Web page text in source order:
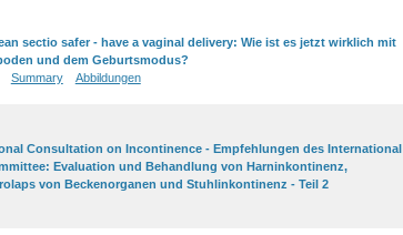
sectio safer - have a vaginal delivery: Wie ist es jetzt wirklich mit
und dem Geburtsmodus?
Summary Abbildungen
Consultation on Incontinence - Empfehlungen des International
Evaluation und Behandlung von Harninkontinenz,
von Beckenorganen und Stuhlinkontinenz - Teil 2